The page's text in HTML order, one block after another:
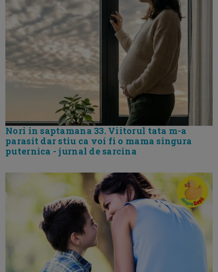
Nori in saptamana 33. Viitorul tata m-a
parasit dar stiu ca voi fi o mama singura
puternica - jurnal de sarcina